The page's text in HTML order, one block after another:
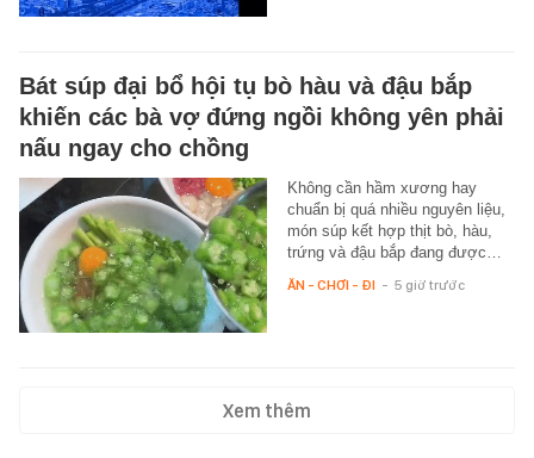
Bát súp đại bổ hội tụ bò hàu và đậu bắp
khiến các bà vợ đứng ngồi không yên phải
nấu ngay cho chồng
Không cần hầm xương hay
chuẩn bị quá nhiều nguyên liệu,
món súp kết hợp thịt bò, hàu,
trứng và đậu bắp đang được…
ĂN - CHƠI - ĐI - 5 giờ trước
Xem thêm